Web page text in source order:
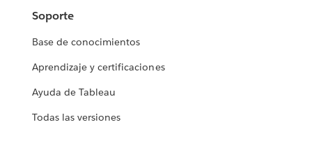
Soporte
Base de conocimientos
Aprendizaje y certificaciones
Ayuda de Tableau
Todas las versiones